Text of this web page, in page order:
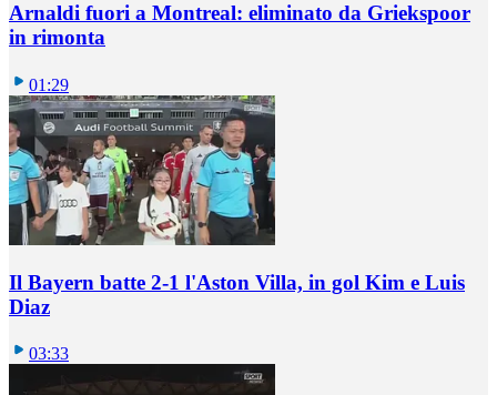
Arnaldi fuori a Montreal: eliminato da Griekspoor
in rimonta
01:29
Il Bayern batte 2-1 l'Aston Villa, in gol Kim e Luis
Diaz
03:33